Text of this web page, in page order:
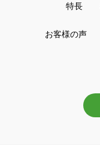
特長
お客様の声